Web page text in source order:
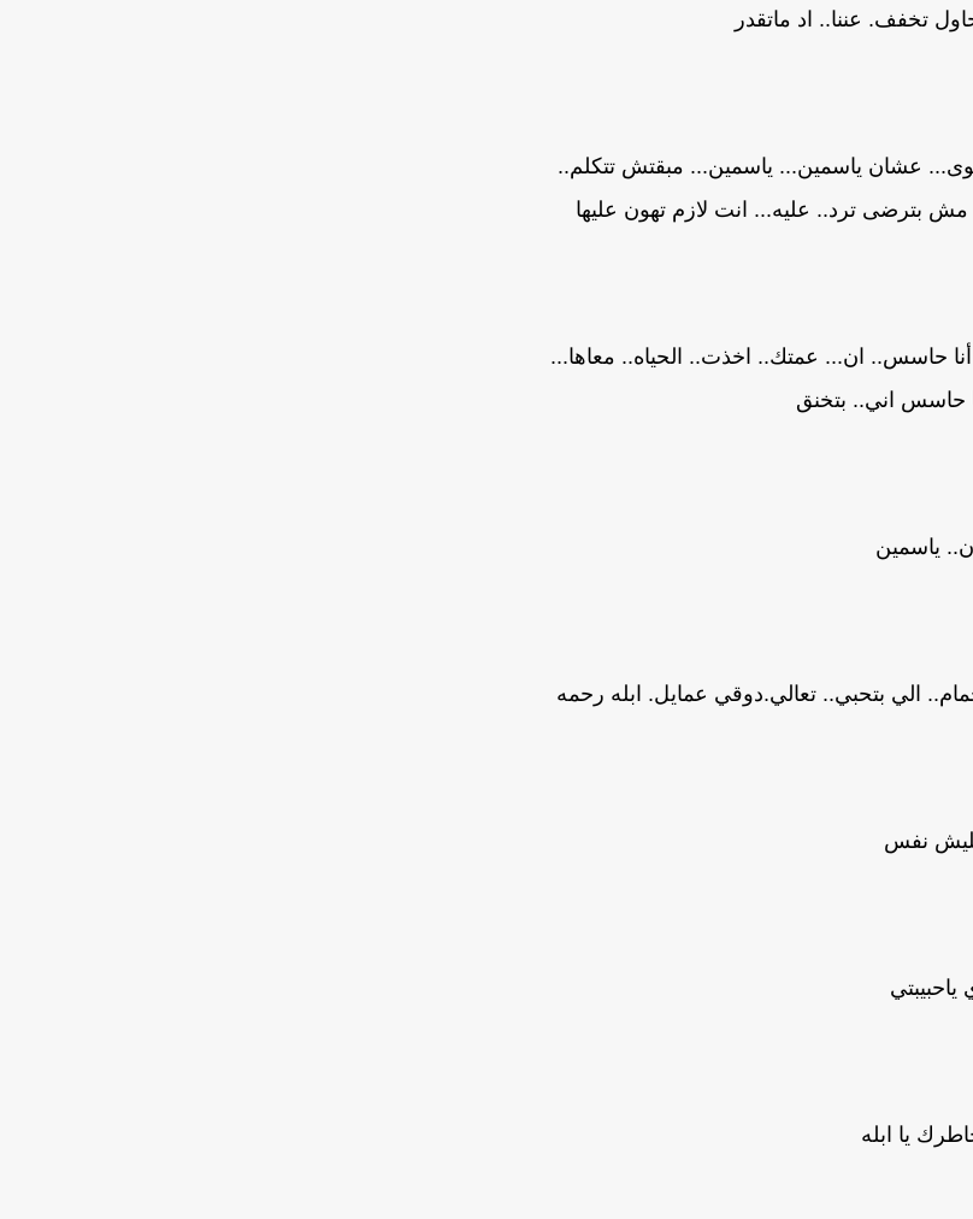
تخفف. عننا.. اد ماتقدر
عشان ياسمين... ياسمين... مبقتش تتكلم..
مش بترضى ترد.. عليه... انت لازم تهون عليها
أنا حاسس.. ان... عمتك.. اخذت.. الحياه.. معاها...
حاسس اني.. بتخنق
ياسمين
الي بتحبي.. تعالي.دوقي عمايل. ابله رحمه
نفس
يا ابله